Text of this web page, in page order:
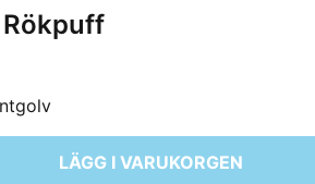
LÄGG I VARUKORGEN